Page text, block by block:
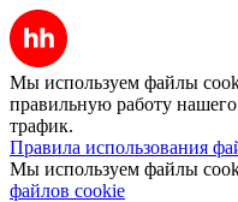
Мы используем файлы
правильную работу нашего
трафик.
Правила использования
Мы используем файлы
файлов cookie